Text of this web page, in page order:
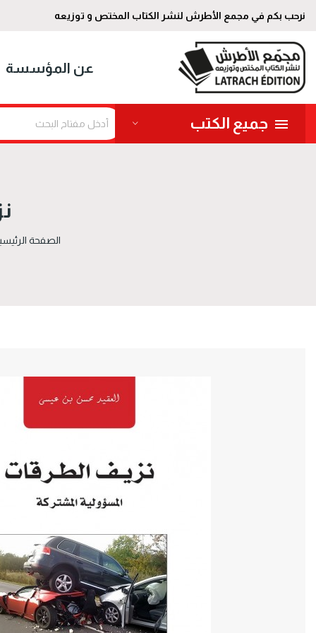
نرحب بكم في مجمع الأطرش لنشر الكتاب المختص و توزيعه
عن المؤسسة
جميع الكتب
الصفحة